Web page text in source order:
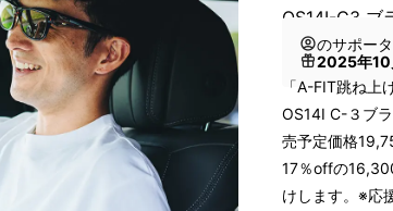
OS14I-C3 ブ
のサポー
2025年10
「A-FIT跳ね
OS14I C-３ブ
売予定価格
17％offの
けします。※応